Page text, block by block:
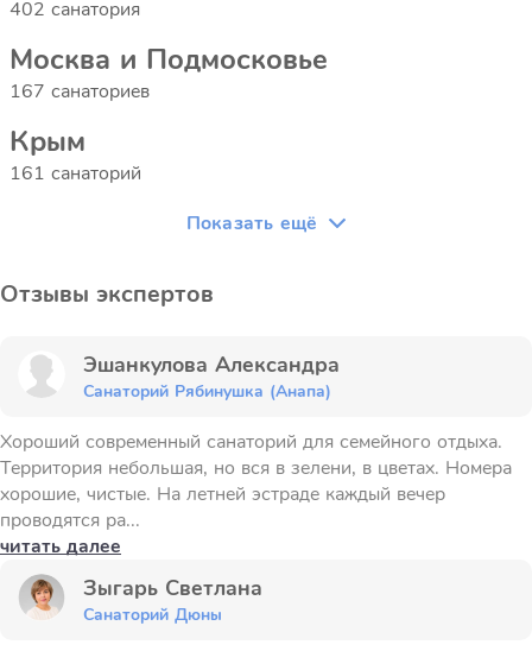
402 санатория
Москва и Подмосковье
167 санаториев
Крым
161 санаторий
Показать ещё
Отзывы экспертов
Эшанкулова Александра
Санаторий Рябинушка (Анапа)
Хороший современный санаторий для семейного отдыха.
Территория небольшая, но вся в зелени, в цветах. Номера
хорошие, чистые. На летней эстраде каждый вечер
проводятся ра...
читать далее
Зыгарь Светлана
Санаторий Дюны